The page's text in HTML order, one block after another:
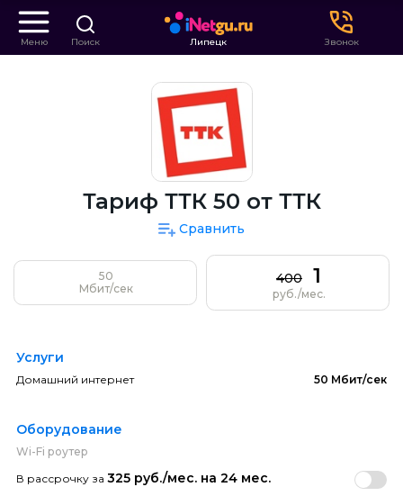
Меню Поиск Липецк Звонок
Тариф ТТК 50 от ТТК
Сравнить
50
Мбит/сек
400 1
руб./мес.
Услуги
Домашний интернет 50 Мбит/сек
Оборудование
Wi-Fi роутер
В рассрочку за 325 руб./мес. на 24 мес.